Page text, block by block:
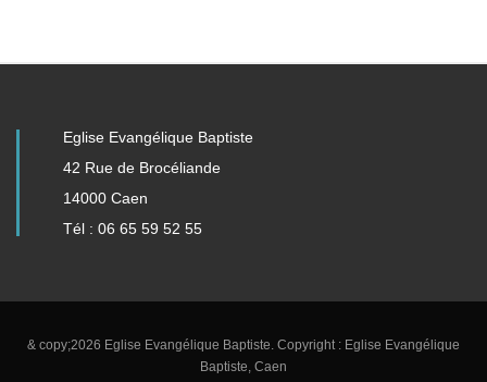
Eglise Evangélique Baptiste
42 Rue de Brocéliande
14000 Caen
Tél : 06 65 59 52 55
& copy;2026 Eglise Evangélique Baptiste. Copyright : Eglise Evangélique
Baptiste, Caen